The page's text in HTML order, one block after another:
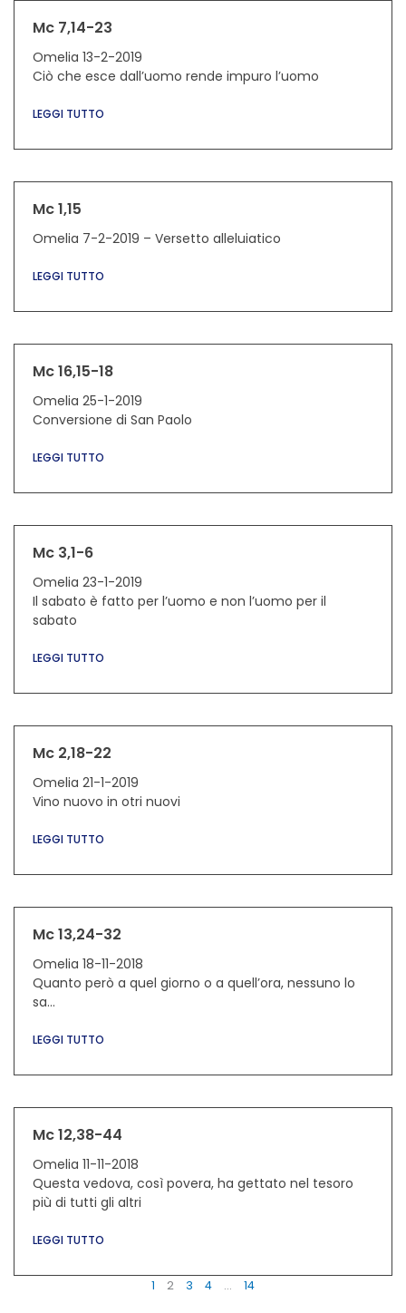
Mc 7,14-23
Omelia 13-2-2019
Ciò che esce dall’uomo rende impuro l’uomo
LEGGI TUTTO
Mc 1,15
Omelia 7-2-2019 – Versetto alleluiatico
LEGGI TUTTO
Mc 16,15-18
Omelia 25-1-2019
Conversione di San Paolo
LEGGI TUTTO
Mc 3,1-6
Omelia 23-1-2019
Il sabato è fatto per l’uomo e non l’uomo per il
sabato
LEGGI TUTTO
Mc 2,18-22
Omelia 21-1-2019
Vino nuovo in otri nuovi
LEGGI TUTTO
Mc 13,24-32
Omelia 18-11-2018
Quanto però a quel giorno o a quell’ora, nessuno lo
sa…
LEGGI TUTTO
Mc 12,38-44
Omelia 11-11-2018
Questa vedova, così povera, ha gettato nel tesoro
più di tutti gli altri
LEGGI TUTTO
1 2 3 4 … 14